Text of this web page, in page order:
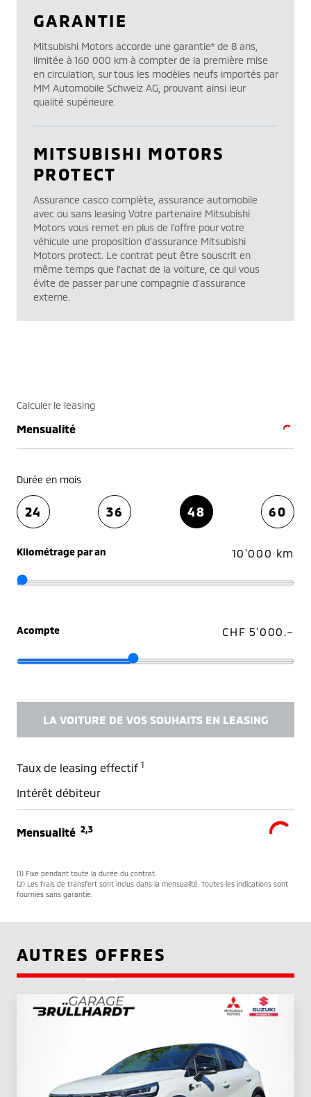
GARANTIE
Mitsubishi Motors accorde une garantie* de 8 ans,
limitée à 160 000 km à compter de la première mise
en circulation, sur tous les modèles neufs importés par
MM Automobile Schweiz AG, prouvant ainsi leur
qualité supérieure.
MITSUBISHI MOTORS
PROTECT
Assurance casco complète, assurance automobile
avec ou sans leasing Votre partenaire Mitsubishi
Motors vous remet en plus de l’offre pour votre
véhicule une proposition d’assurance Mitsubishi
Motors protect. Le contrat peut être souscrit en
même temps que l’achat de la voiture, ce qui vous
évite de passer par une compagnie d’assurance
externe.
Calculer le leasing
Mensualité
Durée en mois
24 36 48 60
Kilométrage par an 10'000 km
Acompte CHF 5'000.–
LA VOITURE DE VOS SOUHAITS EN LEASING
Taux de leasing effectif 1
Intérêt débiteur
Mensualité 2,3
(1) Fixe pendant toute la durée du contrat.
(2) Les frais de transfert sont inclus dans la mensualité. Toutes les indications sont
fournies sans garantie.
AUTRES OFFRES